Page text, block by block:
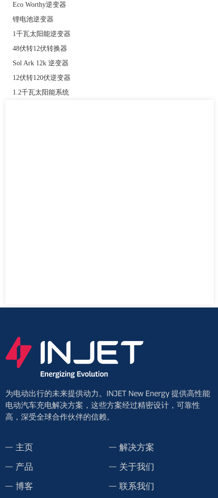
Eco Worthy逆变器
锂电池逆变器
1千瓦太阳能逆变器
48伏转12伏转换器
Sol Ark 12k 逆变器
12伏转120伏逆变器
1.2千瓦太阳能系统
为电动出行的未来提供动力。INJET New Energy 提供高性能
电动汽车充电解决方案，这些方案经过精密设计，可靠性
高，深受全球合作伙伴的信赖。
主页
解决方案
产品
关于我们
博客
联系我们